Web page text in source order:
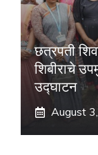
छत्रपती
शिबीराचे
उद्घाटन
August